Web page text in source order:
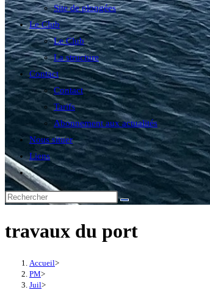
Site de plongées
Le Club
Le Club
La structure
Contact
Contact
Tarifs
Abonnement aux actualités
Nous situer
Liens
Toggle
website
search
travaux du port
Accueil>
PM>
Juil>